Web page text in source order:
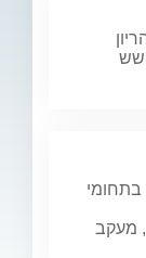
בתחומי
מעקב